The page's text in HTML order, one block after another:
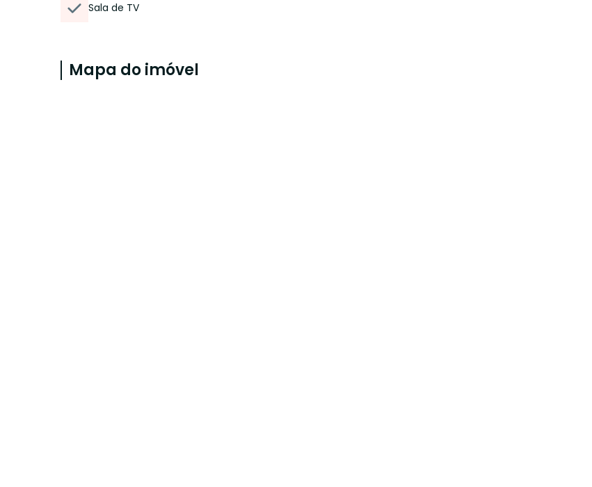
Sala de TV
Mapa do imóvel